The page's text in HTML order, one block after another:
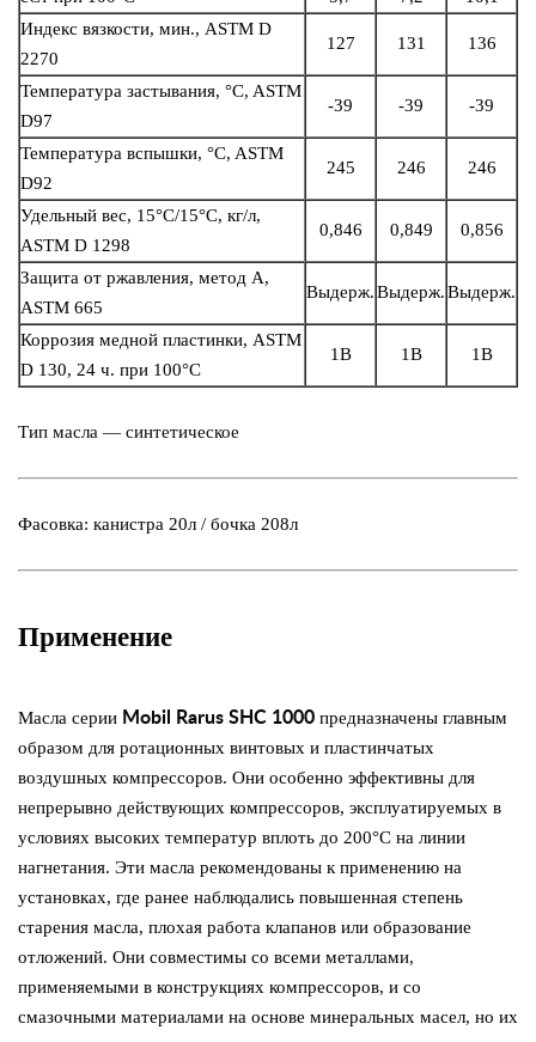
Индекс вязкости, мин., ASTM D
2270
127 131 136
Температура застывания, °C, ASTM
D97
-39 -39 -39
Температура вспышки, °C, ASTM
D92
245 246 246
Удельный вес, 15°С/15°С, кг/л,
ASTM D 1298
0,846 0,849 0,856
Защита от ржавления, метод А,
ASTM 665
Выдерж.Выдерж.Выдерж.
Коррозия медной пластинки, ASTM
D 130, 24 ч. при 100°C
1B 1B 1B
Тип масла — синтетическое
Фасовка: канистра 20л / бочка 208л
Применение
Масла серии Mobil Rarus SHC 1000 предназначены главным
образом для ротационных винтовых и пластинчатых
воздушных компрессоров. Они особенно эффективны для
непрерывно действующих компрессоров, эксплуатируемых в
условиях высоких температур вплоть до 200°С на линии
нагнетания. Эти масла рекомендованы к применению на
установках, где ранее наблюдались повышенная степень
старения масла, плохая работа клапанов или образование
отложений. Они совместимы со всеми металлами,
применяемыми в конструкциях компрессоров, и со
смазочными материалами на основе минеральных масел, но их